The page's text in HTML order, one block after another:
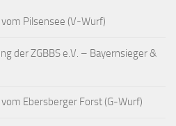
Pilsensee (V-Wurf)
der ZGBBS e.V. – Bayernsieger &
Ebersberger Forst (G-Wurf)